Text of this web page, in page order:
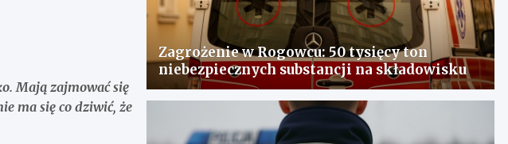
Mają zajmować się
ma się co dziwić, że
Zagrożenie w Rogowcu: 50 tysięcy ton
niebezpiecznych substancji na składowisku